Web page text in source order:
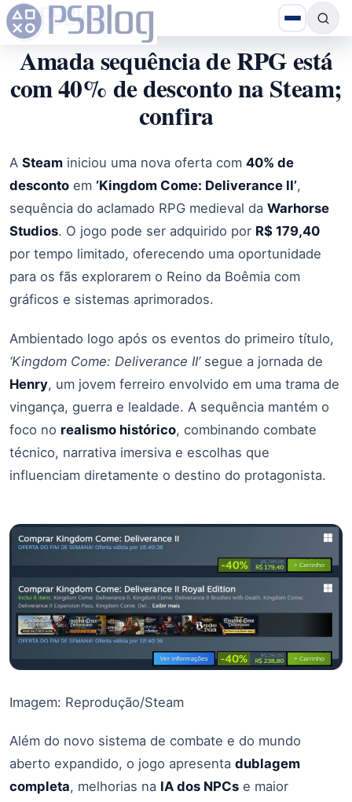
Amada sequência de RPG está
com 40% de desconto na Steam;
confira
A Steam iniciou uma nova oferta com 40% de
desconto em ‘Kingdom Come: Deliverance II’,
sequência do aclamado RPG medieval da Warhorse
Studios. O jogo pode ser adquirido por R$ 179,40
por tempo limitado, oferecendo uma oportunidade
para os fãs explorarem o Reino da Boêmia com
gráficos e sistemas aprimorados.
Ambientado logo após os eventos do primeiro título,
‘Kingdom Come: Deliverance II’segue a jornada de
Henry, um jovem ferreiro envolvido em uma trama de
vingança, guerra e lealdade. A sequência mantém o
foco no realismo histórico, combinando combate
técnico, narrativa imersiva e escolhas que
influenciam diretamente o destino do protagonista.
Imagem: Reprodução/Steam
Além do novo sistema de combate e do mundo
aberto expandido, o jogo apresenta dublagem
completa, melhorias na IA dos NPCs e maior